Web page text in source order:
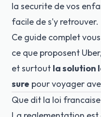
la securite de vos
facile de s'y retrouver.
Ce guide complet
ce que proposent
et surtout la solution
sure pour voyager
Que dit la loi